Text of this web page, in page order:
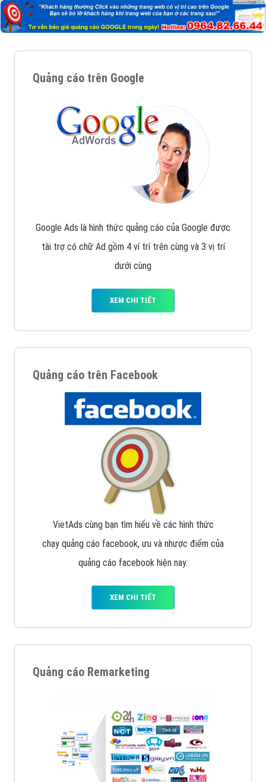
Quảng cáo trên Google
Google Ads là hình thức quảng cáo của Google được
tài trợ có chữ Ad gồm 4 ví trí trên cùng và 3 vị trí
dưới cùng
XEM CHI TIẾT
Quảng cáo trên Facebook
VietAds cùng bạn tìm hiểu về các hình thức
chạy quảng cáo facebook, ưu và nhược điểm của
quảng cáo facebook hiện nay.
XEM CHI TIẾT
Quảng cáo Remarketing